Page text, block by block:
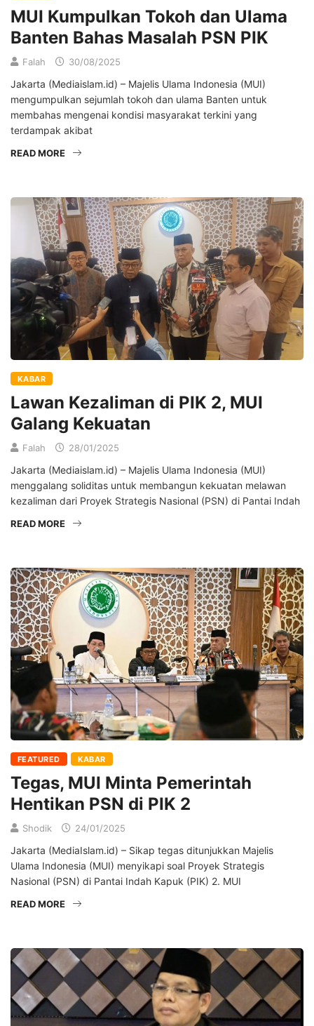
MUI Kumpulkan Tokoh dan Ulama
Banten Bahas Masalah PSN PIK
Falah 30/08/2025
Jakarta (Mediaislam.id) – Majelis Ulama Indonesia (MUI)
mengumpulkan sejumlah tokoh dan ulama Banten untuk
membahas mengenai kondisi masyarakat terkini yang
terdampak akibat
READ MORE
KABAR
Lawan Kezaliman di PIK 2, MUI
Galang Kekuatan
Falah 28/01/2025
Jakarta (Mediaislam.id) – Majelis Ulama Indonesia (MUI)
menggalang soliditas untuk membangun kekuatan melawan
kezaliman dari Proyek Strategis Nasional (PSN) di Pantai Indah
READ MORE
FEATURED KABAR
Tegas, MUI Minta Pemerintah
Hentikan PSN di PIK 2
Shodik 24/01/2025
Jakarta (MediaIslam.id) – Sikap tegas ditunjukkan Majelis
Ulama Indonesia (MUI) menyikapi soal Proyek Strategis
Nasional (PSN) di Pantai Indah Kapuk (PIK) 2. MUI
READ MORE